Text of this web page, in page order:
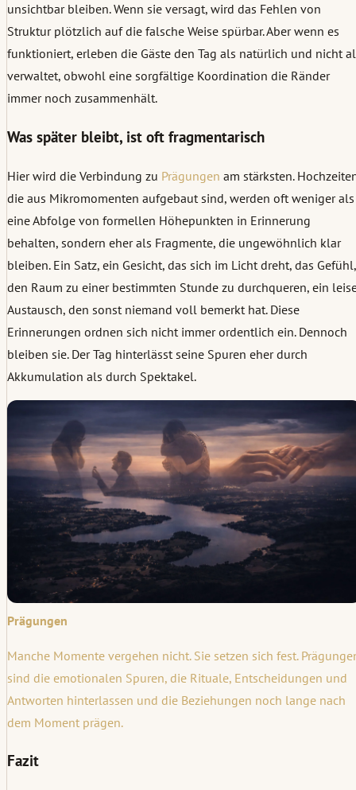
unsichtbar bleiben. Wenn sie versagt, wird das Fehlen von
Struktur plötzlich auf die falsche Weise spürbar. Aber wenn es
funktioniert, erleben die Gäste den Tag als natürlich und nicht
verwaltet, obwohl eine sorgfältige Koordination die Ränder
immer noch zusammenhält.
Was später bleibt, ist oft fragmentarisch
Hier wird die Verbindung zu Prägungen am stärksten.
die aus Mikromomenten aufgebaut sind, werden oft weniger als
eine Abfolge von formellen Höhepunkten in Erinnerung
behalten, sondern eher als Fragmente, die ungewöhnlich klar
bleiben. Ein Satz, ein Gesicht, das sich im Licht dreht, das Gefühl,
den Raum zu einer bestimmten Stunde zu durchqueren, ein
Austausch, den sonst niemand voll bemerkt hat. Diese
Erinnerungen ordnen sich nicht immer ordentlich ein. Dennoch
bleiben sie. Der Tag hinterlässt seine Spuren eher durch
Akkumulation als durch Spektakel.
Prägungen
Manche Momente vergehen nicht. Sie setzen sich fest.
sind die emotionalen Spuren, die Rituale, Entscheidungen und
Antworten hinterlassen und die Beziehungen noch lange nach
dem Moment prägen.
Fazit